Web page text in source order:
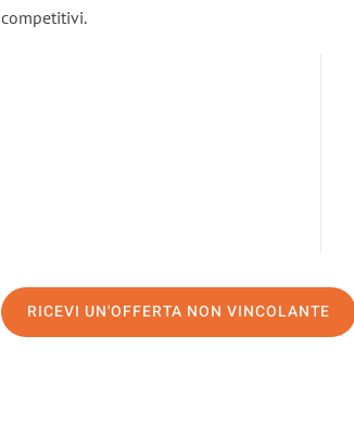
competitivi.
RICEVI UN'OFFERTA NON VINCOLANTE